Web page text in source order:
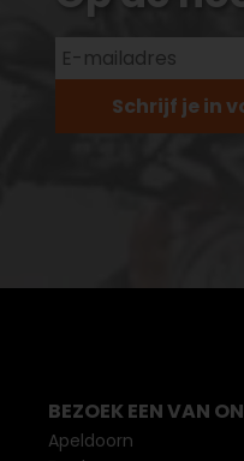
Schrijf je in
BEZOEK EEN VAN
Apeldoorn